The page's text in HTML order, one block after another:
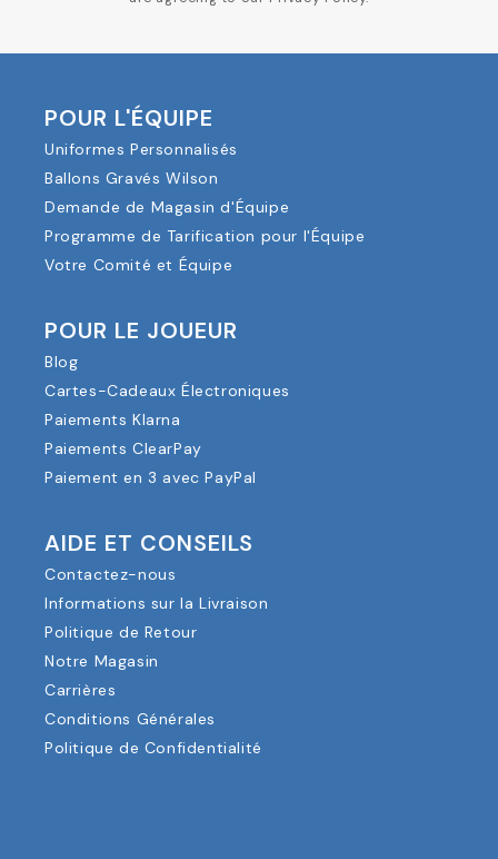
are agreeing to our Privacy Policy.
POUR L'ÉQUIPE
Demande de Magasin d'Équipe
Programme de Tarification pour l'Équipe
Votre Comité et Équipe
POUR LE JOUEUR
Blog
Cartes-Cadeaux Électroniques
Paiements ClearPay
Paiement en 3 avec PayPal
AIDE ET CONSEILS
Politique de Retour
Notre Magasin
Politique de Confidentialité